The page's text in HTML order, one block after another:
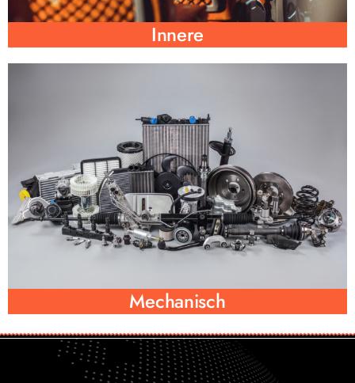
Innere
Mechanisch